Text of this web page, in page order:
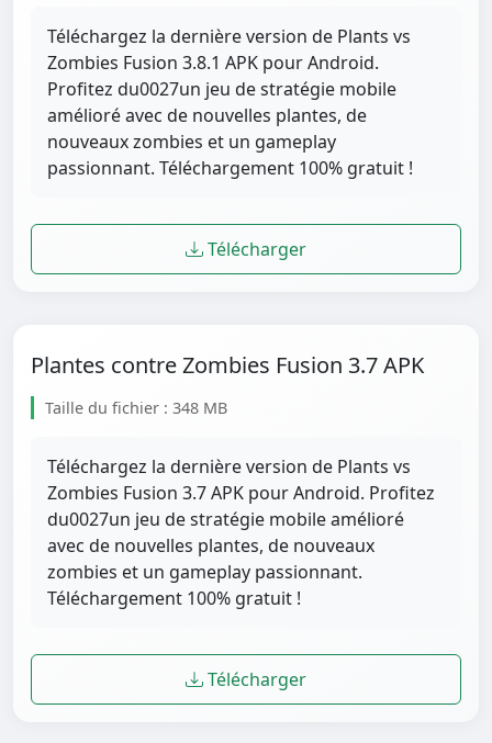
Téléchargez la dernière version de Plants vs
Zombies Fusion 3.8.1 APK pour Android.
Profitez du0027un jeu de stratégie mobile
amélioré avec de nouvelles plantes, de
nouveaux zombies et un gameplay
passionnant. Téléchargement 100% gratuit !
Télécharger
Plantes contre Zombies Fusion 3.7 APK
Taille du fichier : 348 MB
Téléchargez la dernière version de Plants vs
Zombies Fusion 3.7 APK pour Android. Profitez
du0027un jeu de stratégie mobile amélioré
avec de nouvelles plantes, de nouveaux
zombies et un gameplay passionnant.
Téléchargement 100% gratuit !
Télécharger